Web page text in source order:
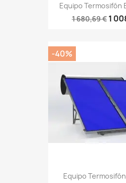
Equipo Termosifón
1 680,69 € 1
Equipo
-40%